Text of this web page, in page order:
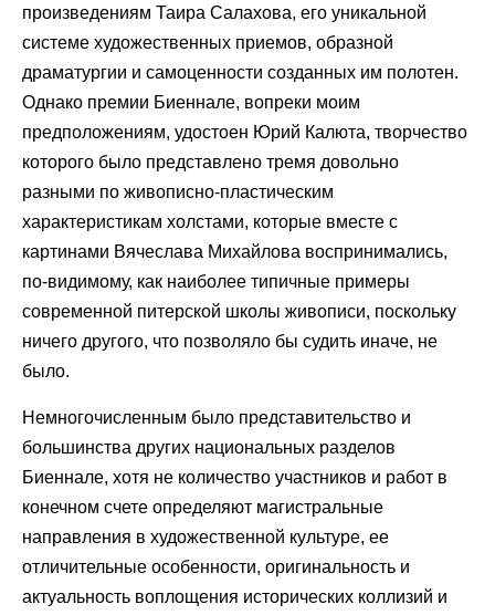
произведениям Таира Салахова, его уникальной
системе художественных приемов, образной
драматургии и самоценности созданных им полотен.
Однако премии Биеннале, вопреки моим
предположениям, удостоен Юрий Калюта, творчество
которого было представлено тремя довольно
разными по живописно-пластическим
характеристикам холстами, которые вместе с
картинами Вячеслава Михайлова воспринимались,
по-видимому, как наиболее типичные примеры
современной питерской школы живописи, поскольку
ничего другого, что позволяло бы судить иначе, не
было.
Немногочисленным было представительство и
большинства других национальных разделов
Биеннале, хотя не количество участников и работ в
конечном счете определяют магистральные
направления в художественной культуре, ее
отличительные особенности, оригинальность и
актуальность воплощения исторических коллизий и